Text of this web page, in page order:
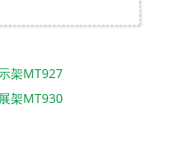
架MT927
架MT930